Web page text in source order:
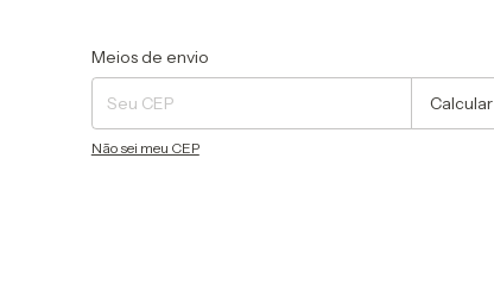
Entregas para o CEP:
Meios de envio
Calcular
Não sei meu CEP